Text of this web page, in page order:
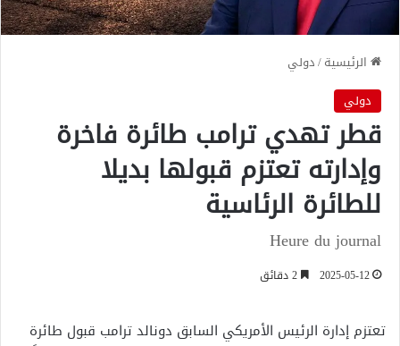
الرئيسية/دولي
دولي
قطر تهدي ترامب طائرة فاخرة
وإدارته تعتزم قبولها بديلا
للطائرة الرئاسية
Heure du journal
2025-05-12
تعتزم إدارة الرئيس الأمريكي السابق دونالد ترامب قبول طائرة